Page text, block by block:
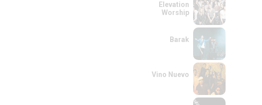
Elevation
Worship
Barak
Vino Nuevo